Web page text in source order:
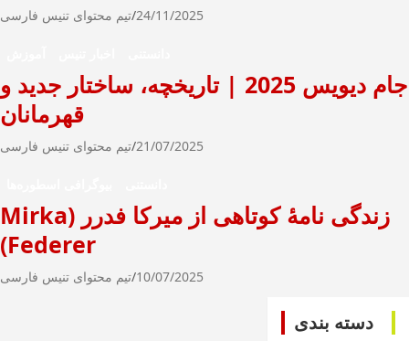
24/11/2025 تیم محتوای تنیس فارسی
جام دیویس 2025 | تاریخچه، ساختار جدید و
قهرمانان
21/07/2025 تیم محتوای تنیس فارسی
زندگی نامۀ کوتاهی از میرکا فدرر (Mirka
Federer)
10/07/2025 تیم محتوای تنیس فارسی
دسته بندی